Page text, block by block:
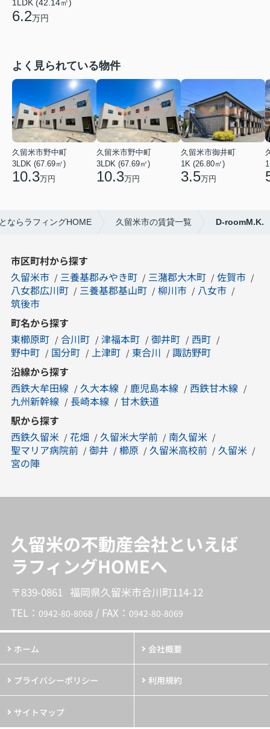
1LDK (42.14㎡)
6.2万円
よく見られている物件
久留米市野中町
3LDK (67.69㎡)
10.3万円
久留米市野中町
3LDK (67.69㎡)
10.3万円
久留米市御井町
1K (26.80㎡)
3.5万円
ならラフィングHOME 久留米市の賃貸一覧 D-roomM.K.
市区町村から探す
久留米市
三養基郡みやき町 三潴郡大木町
佐賀市
八女郡広川町
三養基郡基山町 柳川市
八女市
筑後市
町名から探す
東櫛原町
合川町 津福本町 御井町
西町
野中町
国分町 上津町 東合川
諏訪野町
沿線から探す
西鉄大牟田線
久大本線 鹿児島本線
西鉄甘木線
九州新幹線
長崎本線
甘木鉄道
駅から探す
西鉄久留米
花畑 久留米大学前
南久留米
聖マリア病院前
御井 櫛原 久留米高校前
久留米
宮の陣
久留米の不動産会社といえば
ラフィングHOMEへ
〒839-0861 福岡県久留米市合川町114-12
TEL： 0942-80-8068 / FAX： 0942-80-8069
ホーム 会社概要
プライバシーポリシー 利用規約
サイトマップ